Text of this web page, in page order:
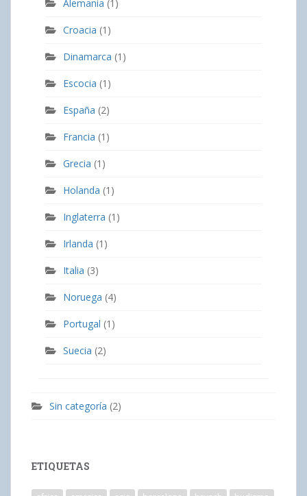
Alemania (1)
Croacia (1)
Dinamarca (1)
Escocia (1)
España (2)
Francia (1)
Grecia (1)
Holanda (1)
Inglaterra (1)
Irlanda (1)
Italia (3)
Noruega (4)
Portugal (1)
Suecia (2)
Sin categoría (2)
ETIQUETAS